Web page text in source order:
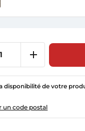
disponibilité de votre
un code postal